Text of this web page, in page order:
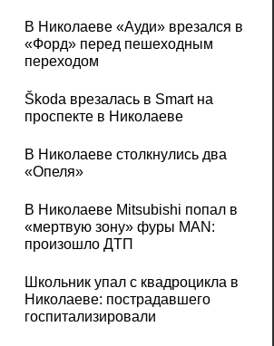
ДТП в Харькове: пострадали шесть
В Николаеве «Ауди» врезался в
«Форд» перед пешеходным
переходом
Škoda врезалась в Smart на
проспекте в Николаеве
В Николаеве столкнулись два
«Опеля»
В Николаеве Mitsubishi попал в
«мертвую зону» фуры MAN:
произошло ДТП
Школьник упал с квадроцикла в
Николаеве: пострадавшего
госпитализировали